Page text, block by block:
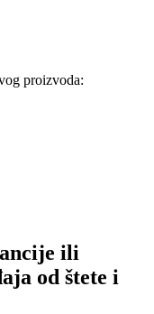
proizvoda:
ili
od štete i